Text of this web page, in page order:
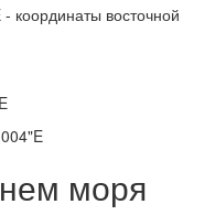
координаты восточной
моря